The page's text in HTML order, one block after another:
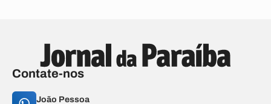
Contate-nos
João Pessoa